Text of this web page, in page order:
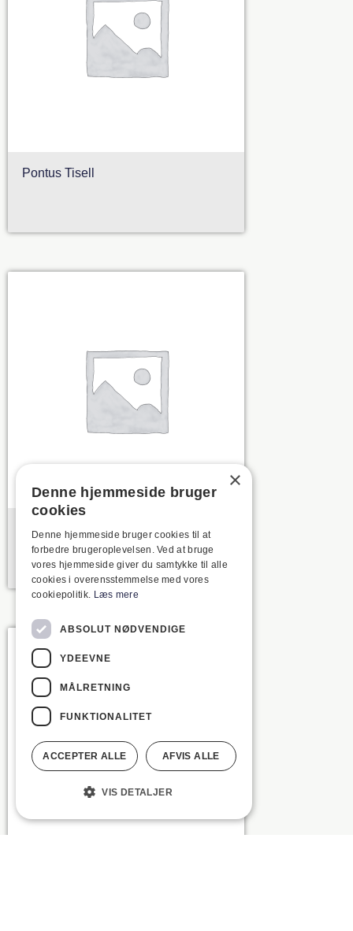
Pontus Tisell
John Jespersen
×
Denne hjemmeside bruger
cookies
Denne hjemmeside bruger cookies til at
forbedre brugeroplevelsen. Ved at bruge
vores hjemmeside giver du samtykke til alle
cookies i overensstemmelse med vores
cookiepolitik. Læs mere
ABSOLUT NØDVENDIGE
YDEEVNE
MÅLRETNING
FUNKTIONALITET
ACCEPTER ALLE AFVIS ALLE
VIS DETALJER